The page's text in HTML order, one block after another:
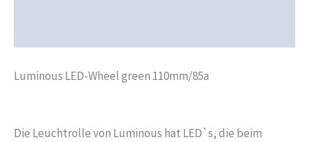
Luminous LED-Wheel green 110mm/85a
Die Leuchtrolle von Luminous hat LED`s, die beim